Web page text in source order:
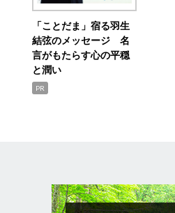
「ことだま」宿る羽生
結弦のメッセージ 名
言がもたらす心の平穏
と潤い
PR